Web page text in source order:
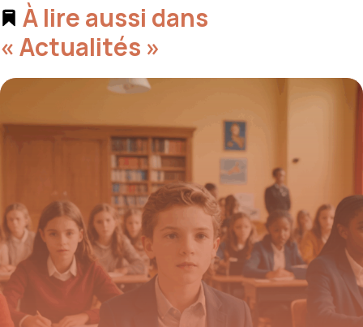
À lire aussi dans
« Actualités »